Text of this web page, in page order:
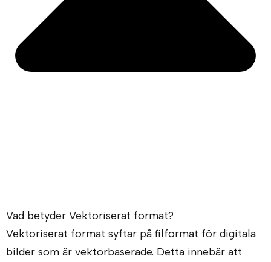
Vad betyder Vektoriserat format?
Vektoriserat format syftar på filformat för digitala
bilder som är vektorbaserade. Detta innebär att